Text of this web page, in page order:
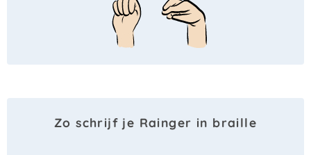
Zo schrijf je Rainger in braille